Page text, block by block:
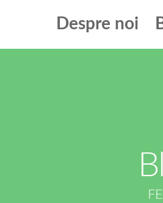
Despre noi